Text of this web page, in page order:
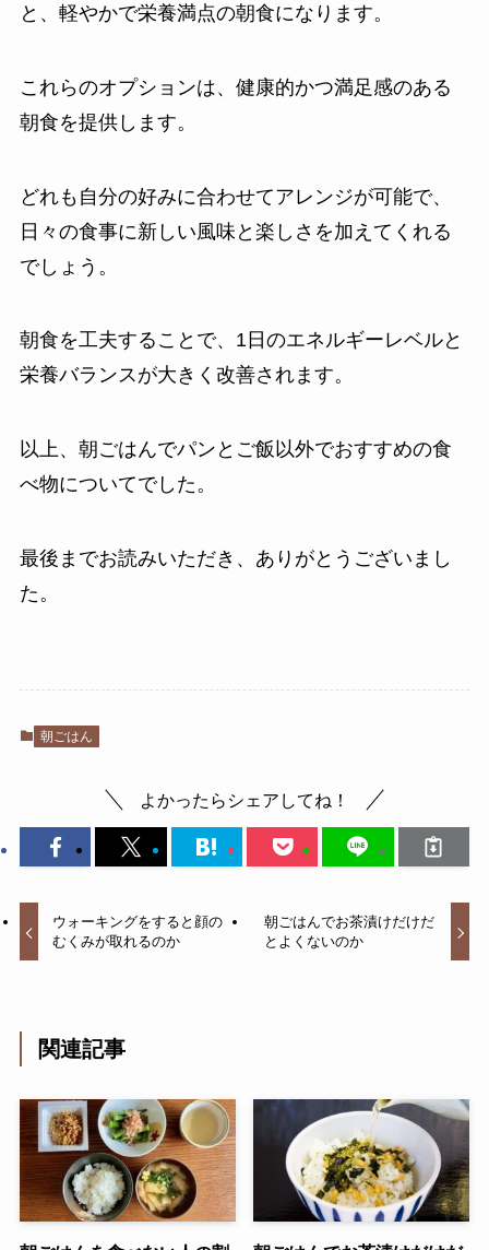
と、軽やかで栄養満点の朝食になります。
これらのオプションは、健康的かつ満足感のある
朝食を提供します。
どれも自分の好みに合わせてアレンジが可能で、
日々の食事に新しい風味と楽しさを加えてくれる
でしょう。
朝食を工夫することで、1日のエネルギーレベルと
栄養バランスが大きく改善されます。
以上、朝ごはんでパンとご飯以外でおすすめの食
べ物についてでした。
最後までお読みいただき、ありがとうございまし
た。
朝ごはん
よかったらシェアしてね！
ウォーキングをすると顔の
むくみが取れるのか
朝ごはんでお茶漬けだけだ
とよくないのか
関連記事